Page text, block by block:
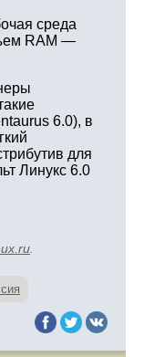
среда
RAM —
6.0), в
для
Линукс 6.0